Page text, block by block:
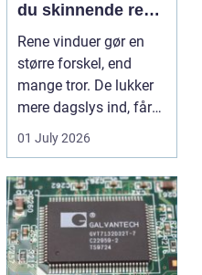
du skinnende rene
ruder året rundt
Rene vinduer gør en
større forskel, end
mange tror. De lukker
mere dagslys ind, får
hjem og erhvervs...
01 July 2026